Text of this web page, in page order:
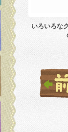
いろいろな